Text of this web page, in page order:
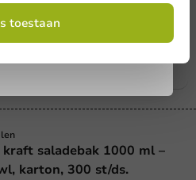
karton, 300 st/ds.
saladebak 1000 ml –
karton, 300 st/ds.
toestaan
ga je akkoord met de
voorwaarden